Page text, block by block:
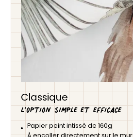
Classique
L’option simple et efficace
Papier peint intissé de 160g
À encoller directement sur le mur